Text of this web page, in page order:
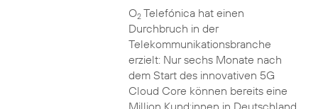
O2Telefónica hat einen
Durchbruch in der
Telekommunikationsbranche
erzielt: Nur sechs Monate nach
dem Start des innovativen 5G
Cloud Core können bereits eine
Million Kund:innen in Deutschland